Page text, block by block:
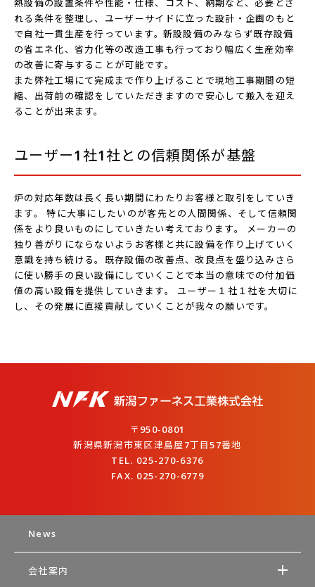
熱設備の設置条件や性能・仕様、コスト、納期など、必要とさ
れる条件を整理し、ユーザーサイドに立った設計・企画のもと
で自社一貫生産を行っています｡ 新設設備のみならず既存設備
の省エネ化、省力化等の改造工事も行っており幅広く生産効率
の改善に寄与することが可能です。
また弊社工場にて完成まで作り上げることで現地工事期間の短
縮、出荷前の確認をしていただきますので安心して搬入を迎え
ることが出来ます。
ユーザー1社1社との信頼関係が基盤
炉の対応年数は長く長い期間にわたりお客様と取引をしていき
ます。 特に大事にしたいのが客先との人間関係、そして信頼関
係をより良いものにしていきたい考えております。 メーカーの
独り善がりにならないようお客様と共に設備を作り上げていく
意識を持ち続ける。既存設備の改善点、改良点を盛り込みさら
に使い勝手の良い設備にしていくことで本当の意味での付加価
値の高い設備を提供していきます。 ユーザー１社１社を大切に
し、その発展に直接貢献していくことが我々の願いです。
〒950-0801
新潟県新潟市東区津島屋7丁目57番地
TEL. 025-270-6376
FAX. 025-270-6779
News
会社案内